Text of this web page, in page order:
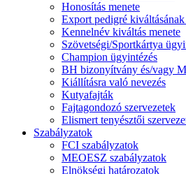
Honosítás menete
Export pedigré kiváltásának
Kennelnév kiváltás menete
Szövetségi/Sportkártya
Champion ügyintézés
BH bizonyítvány és/vagy
Kiállításra való nevezés
Kutyafajták
Fajtagondozó szervezetek
Elismert tenyésztői
Szabályzatok
FCI szabályzatok
MEOESZ szabályzatok
Elnökségi határozatok